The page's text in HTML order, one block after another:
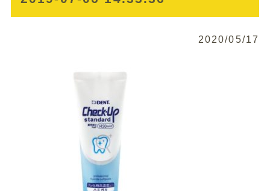
2020/05/17